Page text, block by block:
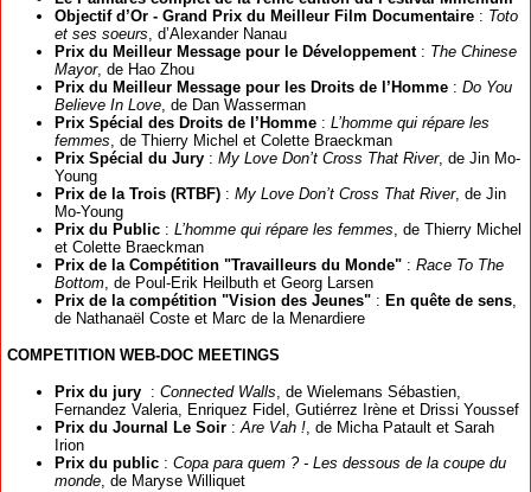
Objectif d’Or - Grand Prix du Meilleur Film Documentaire : Toto
et ses soeurs, d’Alexander Nanau
Prix du Meilleur Message pour le Développement: The Chinese
Mayor, de Hao Zhou
Prix du Meilleur Message pour les Droits de l’Homme : Do You
Believe In Love, de Dan Wasserman
Prix Spécial des Droits de l’Homme : L’homme qui répare les
femmes, de Thierry Michel et Colette Braeckman
Prix Spécial du Jury : My Love Don’t Cross That River, de Jin Mo-
Young
Prix de la Trois (RTBF) : My Love Don’t Cross That River, de Jin
Mo-Young
Prix du Public : L’homme qui répare les femmes, de Thierry Michel
et Colette Braeckman
Prix de la Compétition "Travailleurs du Monde" : Race To The
Bottom, de Poul-Erik Heilbuth et Georg Larsen
Prix de la compétition "Vision des Jeunes" : En quête de sens,
de Nathanaël Coste et Marc de la Menardiere
COMPETITION WEB-DOC MEETINGS
Prix du jury : Connected Walls, de Wielemans Sébastien,
Fernandez Valeria, Enriquez Fidel, Gutiérrez Irène et Drissi Youssef
Prix du Journal Le Soir :Are Vah !, de Micha Patault et Sarah
Irion
Prix du public : Copa para quem ? - Les dessous de la coupe du
monde, de Maryse Williquet